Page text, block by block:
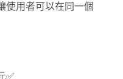
使用者可以在同一個
✅